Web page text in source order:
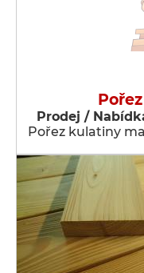
Prodej /
Pořez kulatiny